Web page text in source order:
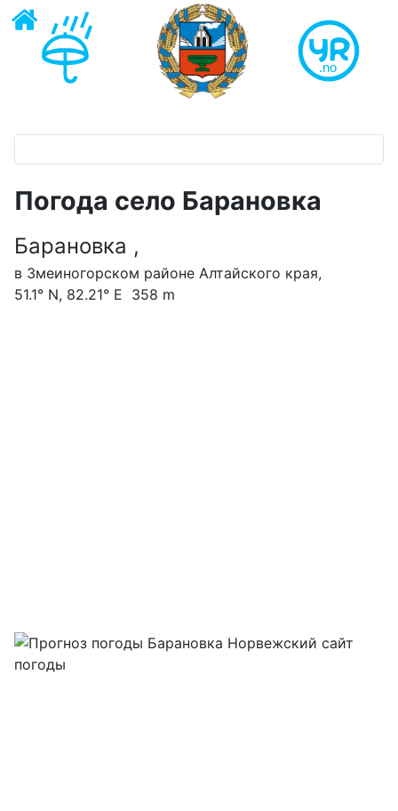
Погода село Барановка
Барановка ,
в Змеиногорском районе Алтайского края,
51.1° N, 82.21° E 358 m